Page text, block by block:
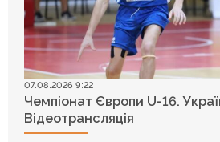
07.08.2026 9:22
Чемпіонат Європи U-16.
Відеотрансляція